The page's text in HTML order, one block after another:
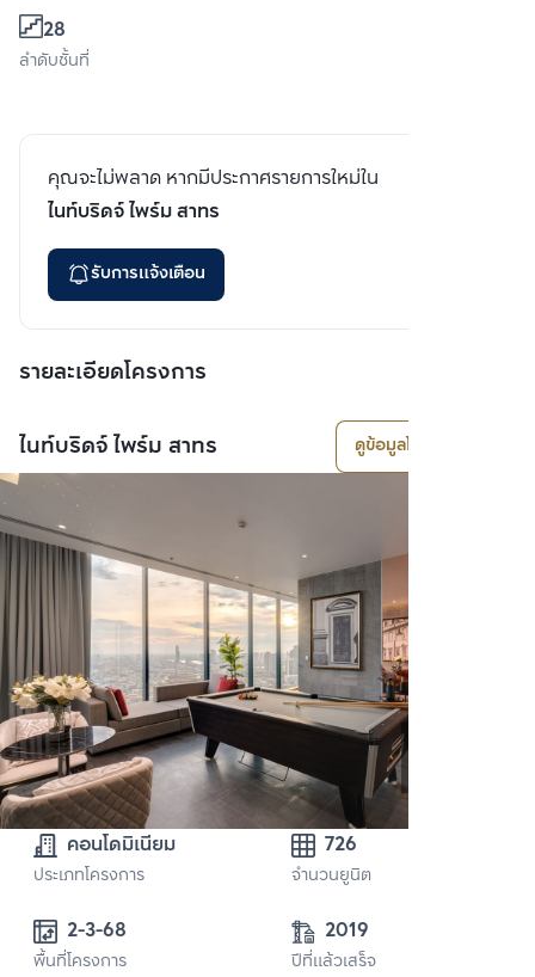
28
ลำดับชั้นที่
คุณจะไม่พลาด หากมีประกาศรายการใหม่ใน
ไนท์บริดจ์ ไพร์ม สาทร
รับการแจ้งเตือน
รายละเอียดโครงการ
ไนท์บริดจ์ ไพร์ม สาทร ดูข้อมูลโครงการ
คอนโดมิเนียม
ประเภทโครงการ
726
จำนวนยูนิต
พื้นที่โครงการ
2019
ปีที่แล้วเสร็จ